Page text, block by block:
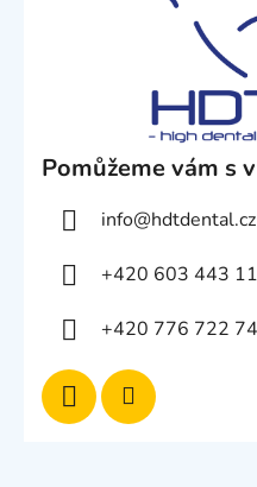
Pomůžeme vám s
info@hdtdental.cz
+420 603 443
+420 776 722